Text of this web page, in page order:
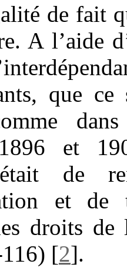
de fait
A l’aide
que ce
et
de
et
droits de
[2].